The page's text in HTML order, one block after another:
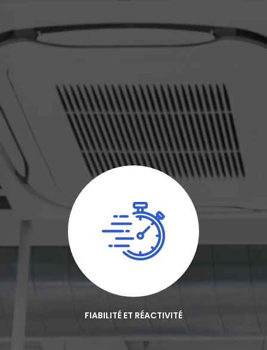
FIABILITÉ ET RÉACTIVITÉ